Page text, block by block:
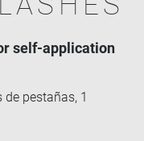
self-application
pestañas, 1